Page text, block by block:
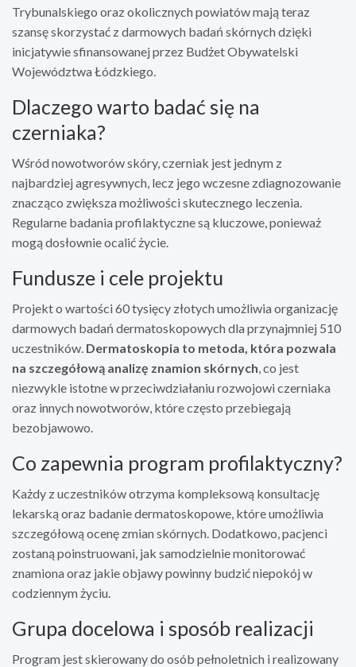
Trybunalskiego oraz okolicznych powiatów mają teraz
szansę skorzystać z darmowych badań skórnych dzięki
inicjatywie sfinansowanej przez Budżet Obywatelski
Województwa Łódzkiego.
Dlaczego warto badać się na
czerniaka?
Wśród nowotworów skóry, czerniak jest jednym z
najbardziej agresywnych, lecz jego wczesne zdiagnozowanie
znacząco zwiększa możliwości skutecznego leczenia.
Regularne badania profilaktyczne są kluczowe, ponieważ
mogą dosłownie ocalić życie.
Fundusze i cele projektu
Projekt o wartości 60 tysięcy złotych umożliwia organizację
darmowych badań dermatoskopowych dla przynajmniej 510
uczestników. Dermatoskopia to metoda, która pozwala
na szczegółową analizę znamion skórnych , co jest
niezwykle istotne w przeciwdziałaniu rozwojowi czerniaka
oraz innych nowotworów, które często przebiegają
bezobjawowo.
Co zapewnia program profilaktyczny?
Każdy z uczestników otrzyma kompleksową konsultację
lekarską oraz badanie dermatoskopowe, które umożliwia
szczegółową ocenę zmian skórnych. Dodatkowo, pacjenci
zostaną poinstruowani, jak samodzielnie monitorować
znamiona oraz jakie objawy powinny budzić niepokój w
codziennym życiu.
Grupa docelowa i sposób realizacji
Program jest skierowany do osób pełnoletnich i realizowany